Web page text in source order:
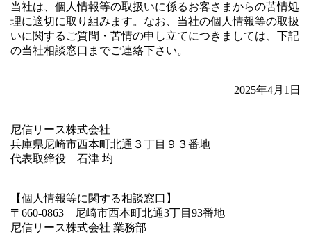
当社は、個人情報等の取扱いに係るお客さまからの苦情処
理に適切に取り組みます。なお、当社の個人情報等の取扱
いに関するご質問・苦情の申し立てにつきましては、下記
の当社相談窓口までご連絡下さい。
2025年4月1日
尼信リース株式会社
兵庫県尼崎市西本町北通３丁目９３番地
代表取締役 石津 均
【個人情報等に関する相談窓口】
〒660‐0863 尼崎市西本町北通3丁目93番地
尼信リース株式会社 業務部